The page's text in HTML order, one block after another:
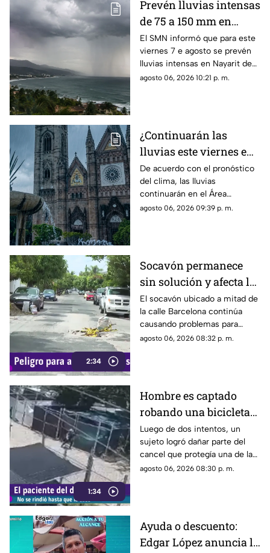
Prevén lluvias intensas
de 75 a 150 mm en
Nayarit este viernes 7
de agosto
El SMN informó que para este
viernes 7 e agosto se prevén
lluvias intensas en Nayarit de
75 a 150 mm
agosto 06, 2026 10:21 p. m.
¿Continuarán las
lluvias este viernes en
Guadalajara? Este es el
pronóstico del clima
hoy 7 de agosto
De acuerdo con el pronóstico
del clima, las lluvias
continuarán en el Área
Metropolitana de Guadalajara
agosto 06, 2026 09:39 p. m.
2:34
Socavón permanece
sin solución y afecta la
circulación en calle
Barcelona
El socavón ubicado a mitad de
la calle Barcelona continúa
causando problemas para
quienes circulan por la zona,
agosto 06, 2026 08:32 p. m.
1:34
Hombre es captado
robando una bicicleta
al ingresar a cochera
ajena en calle Rancho
Rodeo
Luego de dos intentos, un
sujeto logró dañar parte del
cancel que protegía una de las
puertas de una cochera
agosto 06, 2026 08:30 p. m.
Ayuda o descuento:
Edgar López anuncia la